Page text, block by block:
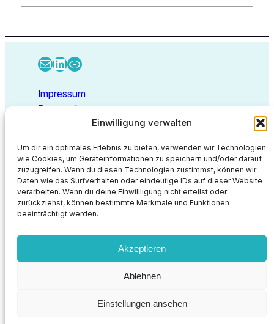
Einwilligung verwalten
Um dir ein optimales Erlebnis zu bieten, verwenden wir Technologien
wie Cookies, um Geräteinformationen zu speichern und/oder darauf
zuzugreifen. Wenn du diesen Technologien zustimmst, können wir
Daten wie das Surfverhalten oder eindeutige IDs auf dieser Website
verarbeiten. Wenn du deine Einwillligung nicht erteilst oder
zurückziehst, können bestimmte Merkmale und Funktionen
beeinträchtigt werden.
Akzeptieren
Ablehnen
Einstellungen ansehen
E-Mail LinkedIn Link
Impressum
Datenschutz
Deep Thoughts GmbH
Walbecker Straße 26
47638 Straelen
info@deep-thoughts.de
https://deep-thoughts.de
Proudly powered byWordPress
Newsletter